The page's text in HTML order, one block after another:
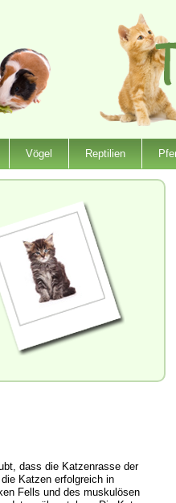
Vögel Reptilien
dass die Katzenrasse der
Katzen erfolgreich in
Fells und des muskulösen